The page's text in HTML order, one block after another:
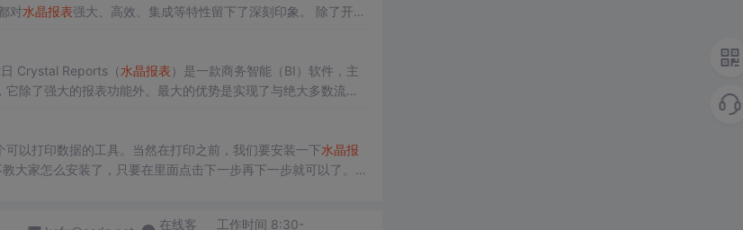
对水晶报表强大、高效、集成等特性留下了深刻印象。 除了开发
Crystal Reports（ 水晶报表 ）是一款商务智能（BI）软件，主
除了强大的报表功能外。最大的优势是实现了与绝大多数流行
可以打印数据的工具。当然在打印之前，我们要安装一下水晶报
大家怎么安装了，只要在里面点击下一步再下一步就可以了。如
在线客 工作时间 8:30-